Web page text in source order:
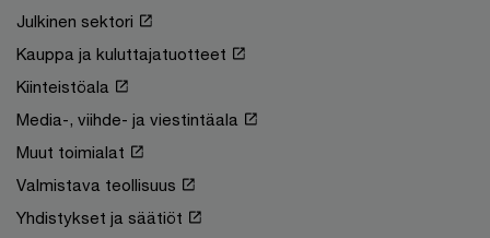
Julkinen sektori
Kauppa ja kuluttajatuotteet
Kiinteistöala
Media-, viihde- ja viestintäala
Muut toimialat
Valmistava teollisuus
Yhdistykset ja säätiöt